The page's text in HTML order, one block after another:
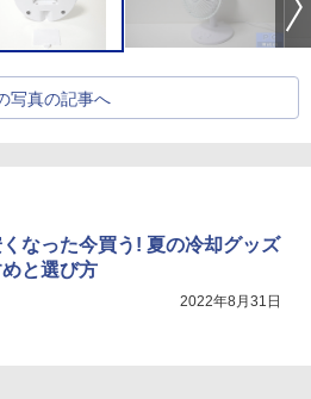
写真の記事へ
なった今買う! 夏の冷却グッズ
と選び方
2022年8月31日